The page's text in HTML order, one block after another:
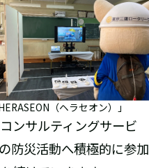
（ヘラセオン）｣
ンサルティングサービ
防災活動へ積極的に参加